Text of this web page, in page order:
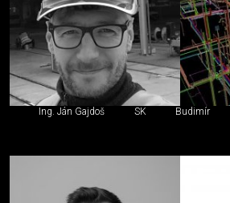
Ing. Ján Gajdoš SK Budimír